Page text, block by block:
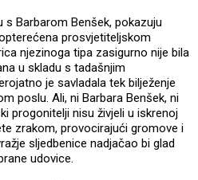
s Barbarom Benšek, pokazuju
prosvjetiteljskom
njezinoga tipa zasigurno nije bila
u skladu s tadašnjim
je savladala tek bilježenje
poslu. Ali, ni Barbara Benšek, ni
progonitelji nisu živjeli u iskrenoj
zrakom, provocirajući gromove i
sljedbenice nadjačao bi glad
udovice.